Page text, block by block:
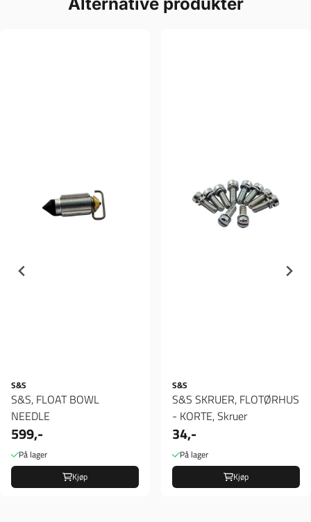
S&S
S&S, FLOAT BOWL
NEEDLE
599,-
På lager
Kjøp
S&S
S&S SKRUER, FLOTØRHUS
- KORTE, Skruer
34,-
På lager
Kjøp